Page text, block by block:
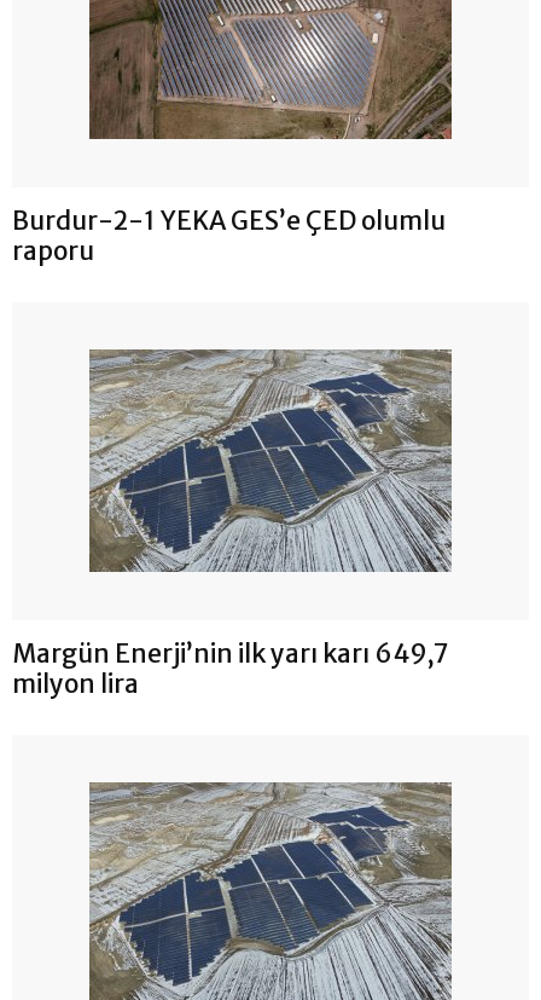
Burdur-2-1 YEKA GES’e ÇED olumlu
raporu
Margün Enerji’nin ilk yarı karı 649,7
milyon lira